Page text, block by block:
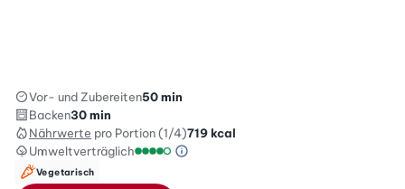
Vor- und Zubereiten50 min
Backen30 min
Nährwerte pro Portion (1/4)719kcal
Umweltverträglich
Green Betty Skala Info
Vegetarisch